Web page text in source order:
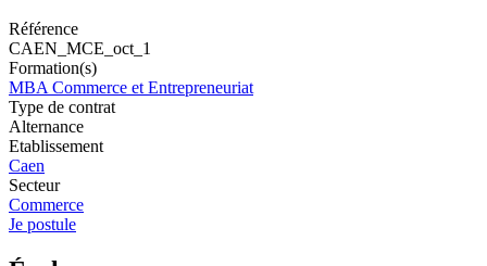
Référence
CAEN_MCE_oct_1
Formation(s)
MBA Commerce et Entrepreneuriat
Type de contrat
Alternance
Etablissement
Caen
Secteur
Commerce
Je postule